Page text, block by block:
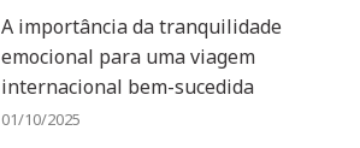
A importância da tranquilidade
emocional para uma viagem
internacional bem-sucedida
01/10/2025